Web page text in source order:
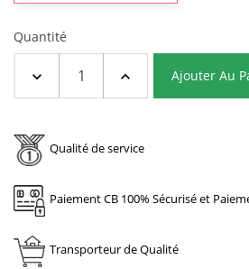
Quantité
Ajouter Au
Qualité de service
Paiement CB 100% Sécurisé et
Transporteur de Qualité